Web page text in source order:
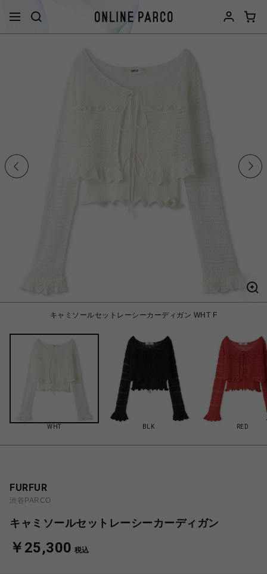
キャミソールセットレーシーカーディガン WHT F
WHT BLK RED
FURFUR
渋谷PARCO
キャミソールセットレーシーカーディガン
￥25,300 税込